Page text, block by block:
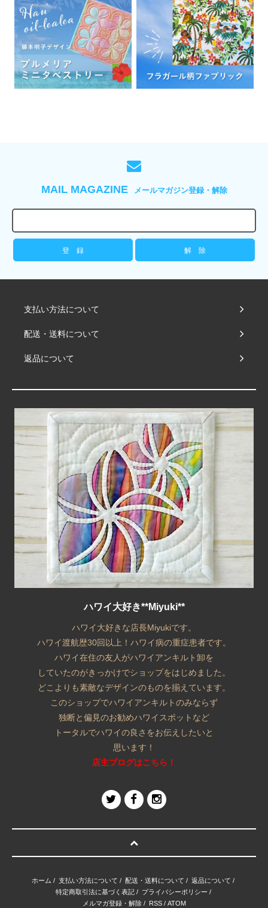
MAIL MAGAZINE メールマガジン登録・解除
支払い方法について
配送・送料について
返品について
ハワイ大好き**Miyuki**
ハワイ大好きな店長Miyukiです。
ハワイ渡航歴30回以上！ハワイ病の重症患者です。
ハワイ在住の友人がハワイアンキルト卸を
していたのがきっかけでショップをはじめました。
どこよりも素敵なデザインのものを揃えています。
このショップでハワイアンキルトのみならず
独断と偏見のお勧めハワイスポットなど
トータルでハワイの良さをお伝えしたいと
思います！
店主ブログはこちら！
ホーム / 支払い方法について / 配送・送料について / 返品について /
特定商取引法に基づく表記/ プライバシーポリシー /
メルマガ登録・解除/ RSS/ ATOM